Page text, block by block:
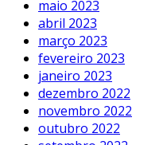
maio 2023
abril 2023
março 2023
fevereiro 2023
janeiro 2023
dezembro 2022
novembro 2022
outubro 2022